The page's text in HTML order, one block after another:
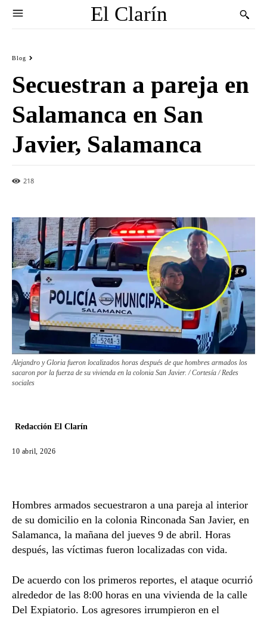
El Clarín
Blog
Secuestran a pareja en
Salamanca en San
Javier, Salamanca
218
Alejandro y Gloria fueron localizados horas después de que hombres armados los
sacaron por la fuerza de su vivienda en la colonia San Javier. / Cortesía / Redes
sociales
Redacción El Clarín
10 abril, 2026
Hombres armados secuestraron a una pareja al interior
de su domicilio en la colonia Rinconada San Javier, en
Salamanca, la mañana del jueves 9 de abril. Horas
después, las víctimas fueron localizadas con vida.
De acuerdo con los primeros reportes, el ataque ocurrió
alrededor de las 8:00 horas en una vivienda de la calle
Del Expiatorio. Los agresores irrumpieron en el